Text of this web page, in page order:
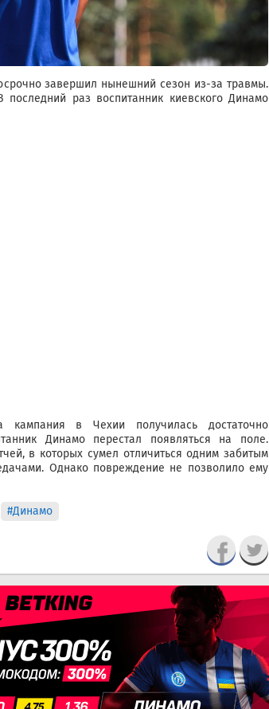
завершил нынешний сезон из-за травмы.
раз воспитанник киевского Динамо
кампания в Чехии получилась достаточно
Динамо перестал появляться на поле.
в которых сумел отличиться одним забитым
Однако повреждение не позволило ему
#Динамо